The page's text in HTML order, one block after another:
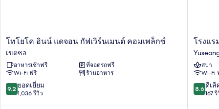
โท
อินน์
แด
จอน
กัฟเวิร์น
เมน
โทโยโค อินน์ แดจอน กัฟเวิร์นเมนต์ คอมเพล็กซ์
เขตซอ
อาหารเช้าฟรี
ที่จอดรถฟรี
Wi-Fi ฟรี
ร้านอาหาร
9.2
จาก
9.2 ยอดเยี่ยม
1,036 รีวิว
โรง
แรม
ปรี
โม
โรงแร
สปา
Wi-Fi
8.6
จาก
8.6 ดีเลิ
167